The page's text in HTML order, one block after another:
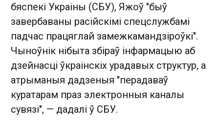
бяспекі Украіны (СБУ), Яжоў "быў
завербаваны расійскімі спецслужбамі
падчас працяглай замежкамандзіроўкі".
Чыноўнік нібыта збіраў інфармацыю аб
дзейнасці ўкраінскіх урадавых структур, а
атрыманыя дадзеныя "перадаваў
куратарам праз электронныя каналы
сувязі", — дадалі ў СБУ.